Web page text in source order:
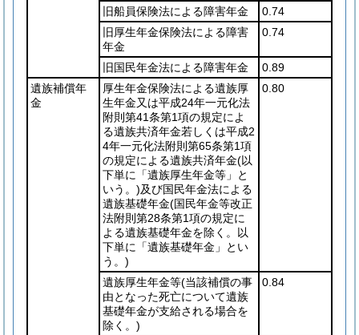
旧船員保険法による障害年金
0.74
旧厚生年金保険法による障害
年金
0.74
旧国民年金法による障害年金
0.89
遺族補償年
金
厚生年金保険法による遺族厚
生年金又は平成24年一元化法
附則第41条第1項の規定によ
る遺族共済年金若しくは平成2
4年一元化法附則第65条第1項
の規定による遺族共済年金(以
下単に「遺族厚生年金等」と
いう。)及び国民年金法による
遺族基礎年金(国民年金等改正
法附則第28条第1項の規定に
よる遺族基礎年金を除く。以
下単に「遺族基礎年金」とい
う。)
0.80
遺族厚生年金等(当該補償の事
由となった死亡について遺族
基礎年金が支給される場合を
除く。)
0.84